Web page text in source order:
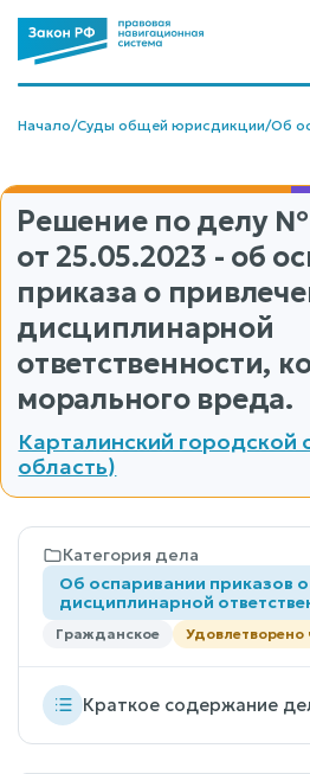
Начало/Суды общей юрисдикции/Об
Решение по делу №
от 25.05.2023 - об
приказа о
дисциплинарной
ответственности,
морального вреда.
Карталинский городской
область)
Категория дела
Об оспаривании приказов
дисциплинарной
Гражданское Удовлетворено
Краткое содержание